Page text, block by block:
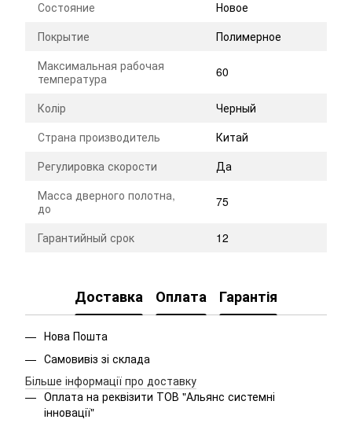
Состояние
Новое
Покрытие
Полимерное
Максимальная рабочая
температура
60
Колір
Черный
Страна производитель
Китай
Регулировка скорости
Да
Масса дверного полотна,
до
75
Гарантийный срок 12
Доставка Оплата Гарантія
Нова Пошта
Самовивіз зі склада
Більше інформації про доставку
Оплата на реквізити ТОВ "Альянс системні
інновації"